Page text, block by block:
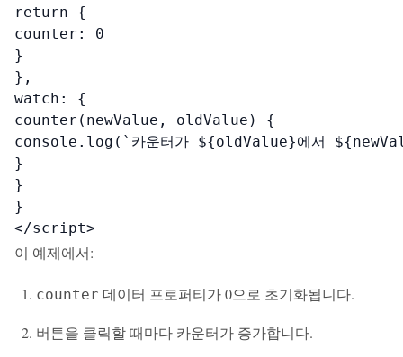
return {
counter: 0
}
},
watch: {
counter(newValue, oldValue) {
console.log(`카운터가 ${oldValue}에서
}
}
}
</script>
이 예제에서:
counter 데이터 프로퍼티가 0으로 초기화됩니다.
버튼을 클릭할 때마다 카운터가 증가합니다.